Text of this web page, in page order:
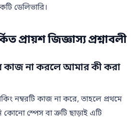
ডেলিভারি।
প্রায়শ জিজ্ঞাস্য প্রশ্নাবলী
কাজ না করলে আমার কী করা
নম্বরটি কাজ না করে, তাহলে প্রথমে
স্পেস বা ত্রুটি ছাড়াই এটি